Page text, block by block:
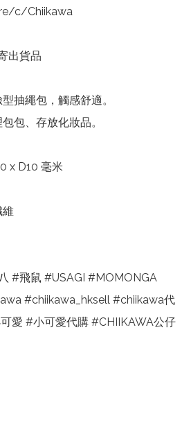
c/Chiikawa
出貨品
抽繩包，觸感舒適。
包、存放化妝品。
x D10 毫米
#飛鼠 #USAGI #MOMONGA
#chiikawa_hksell #chiikawa代
愛 #小可愛代購 #CHIIKAWA公仔